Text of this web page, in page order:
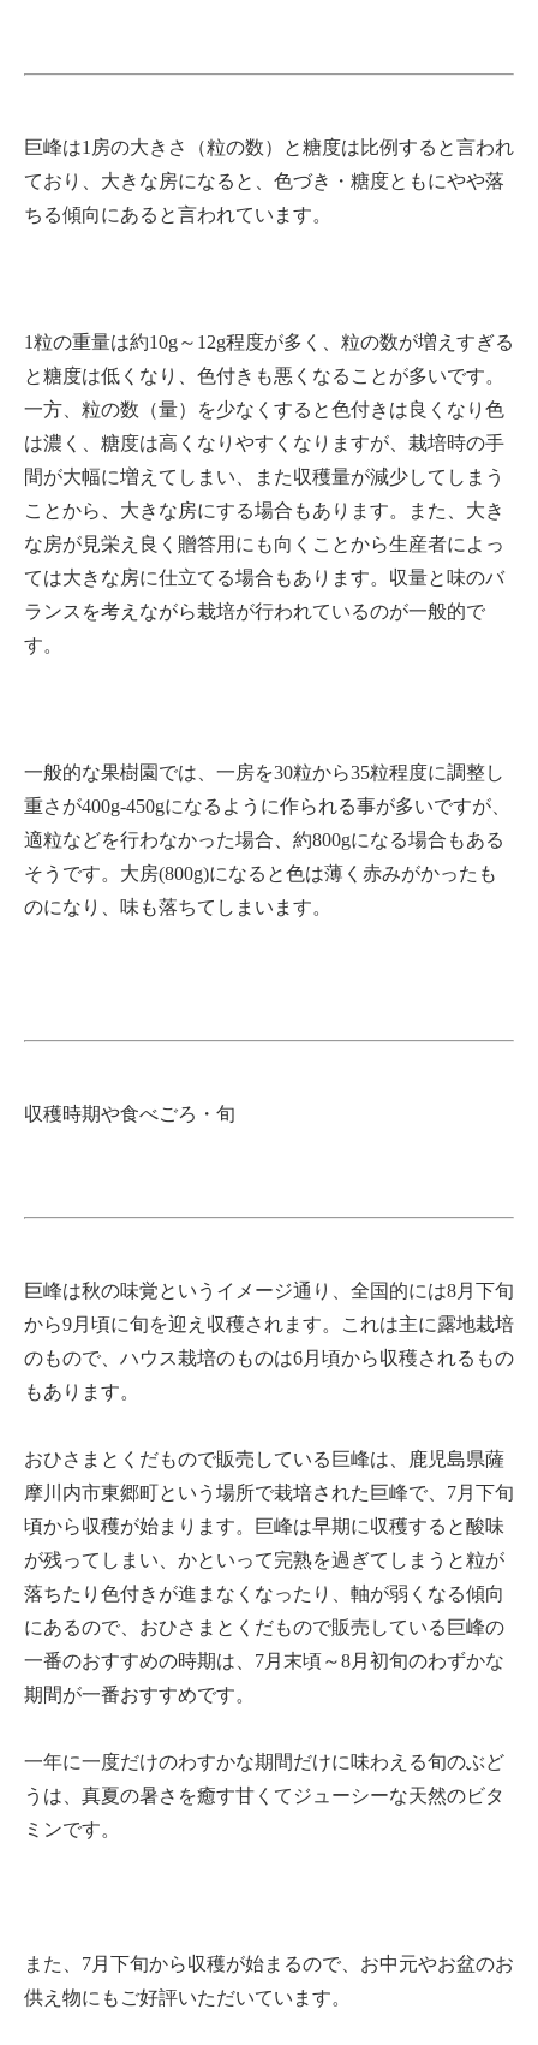
巨峰は1房の大きさ（粒の数）と糖度は比例すると言われ
ており、大きな房になると、色づき・糖度ともにやや落
ちる傾向にあると言われています。
1粒の重量は約10g～12g程度が多く、粒の数が増えすぎる
と糖度は低くなり、色付きも悪くなることが多いです。
一方、粒の数（量）を少なくすると色付きは良くなり色
は濃く、糖度は高くなりやすくなりますが、栽培時の手
間が大幅に増えてしまい、また収穫量が減少してしまう
ことから、大きな房にする場合もあります。また、大き
な房が見栄え良く贈答用にも向くことから生産者によっ
ては大きな房に仕立てる場合もあります。収量と味のバ
ランスを考えながら栽培が行われているのが一般的で
す。
一般的な果樹園では、一房を30粒から35粒程度に調整し
重さが400g-450gになるように作られる事が多いですが、
適粒などを行わなかった場合、約800gになる場合もある
そうです。大房(800g)になると色は薄く赤みがかったも
のになり、味も落ちてしまいます。
収穫時期や食べごろ・旬
巨峰は秋の味覚というイメージ通り、全国的には8月下旬
から9月頃に旬を迎え収穫されます。これは主に露地栽培
のもので、ハウス栽培のものは6月頃から収穫されるもの
もあります。
おひさまとくだもので販売している巨峰は、鹿児島県薩
摩川内市東郷町という場所で栽培された巨峰で、7月下旬
頃から収穫が始まります。巨峰は早期に収穫すると酸味
が残ってしまい、かといって完熟を過ぎてしまうと粒が
落ちたり色付きが進まなくなったり、軸が弱くなる傾向
にあるので、おひさまとくだもので販売している巨峰の
一番のおすすめの時期は、7月末頃～8月初旬のわずかな
期間が一番おすすめです。
一年に一度だけのわすかな期間だけに味わえる旬のぶど
うは、真夏の暑さを癒す甘くてジューシーな天然のビタ
ミンです。
また、7月下旬から収穫が始まるので、お中元やお盆のお
供え物にもご好評いただいています。